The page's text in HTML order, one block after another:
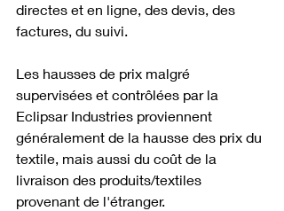
directes et en ligne, des devis, des
factures, du suivi.
Les hausses de prix malgré
supervisées et contrôlées par la
Eclipsar Industries proviennent
généralement de la hausse des prix du
textile, mais aussi du coût de la
livraison des produits/textiles
provenant de l'étranger.